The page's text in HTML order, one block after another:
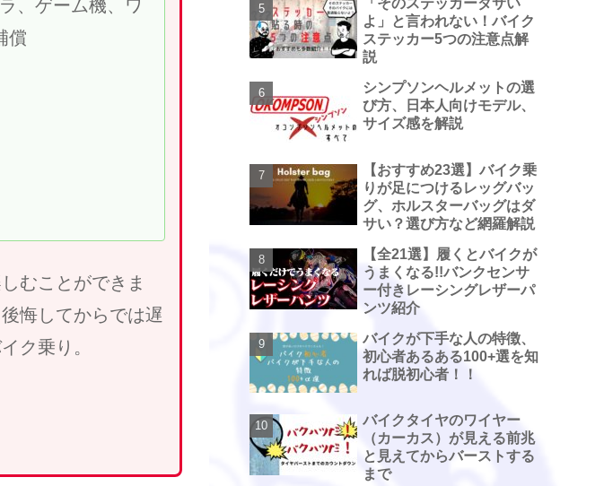
、ゲーム機、ワ
償
むことができま
後悔してからでは遅
ク乗り。
「そのステッカーダサい
よ」と言われない！バイク
ステッカー5つの注意点解
説
シンプソンヘルメットの選
び方、日本人向けモデル、
サイズ感を解説
【おすすめ23選】バイク乗
りが足につけるレッグバッ
グ、ホルスターバッグはダ
サい？選び方など網羅解説
【全21選】履くとバイクが
うまくなる!!バンクセンサ
ー付きレーシングレザーパ
ンツ紹介
バイクが下手な人の特徴、
初心者あるある100+選を知
れば脱初心者！！
バイクタイヤのワイヤー
（カーカス）が見える前兆
と見えてからバーストする
まで